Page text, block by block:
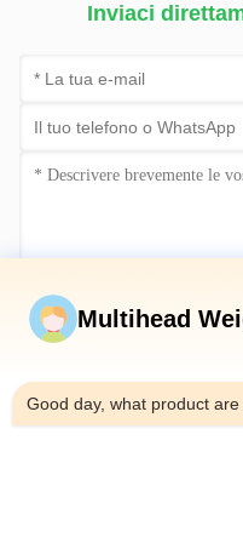
Inviaci
Multihead
Good day, what product